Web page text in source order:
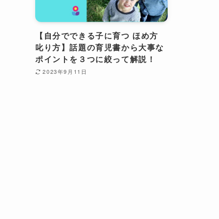
【自分でできる子に育つ ほめ方
叱り方】話題の育児書から大事な
ポイントを３つに絞って解説！
2023年9月11日